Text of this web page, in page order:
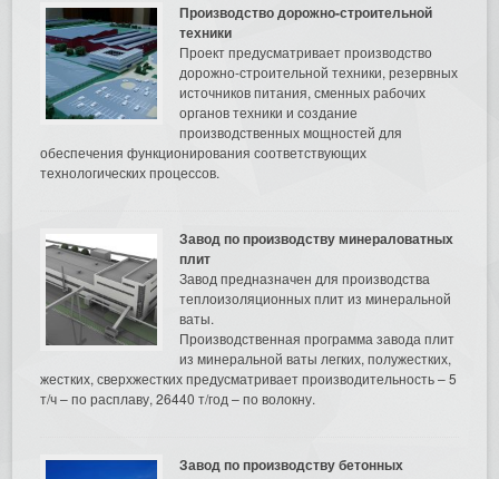
Производство дорожно-строительной
техники
Проект предусматривает производство
дорожно-строительной техники, резервных
источников питания, сменных рабочих
органов техники и создание
производственных мощностей для
обеспечения функционирования соответствующих
технологических процессов.
Завод по производству минераловатных
плит
Завод предназначен для производства
теплоизоляционных плит из минеральной
ваты.
Производственная программа завода плит
из минеральной ваты легких, полужестких,
жестких, сверхжестких предусматривает производительность – 5
т/ч – по расплаву, 26440 т/год – по волокну.
Завод по производству бетонных